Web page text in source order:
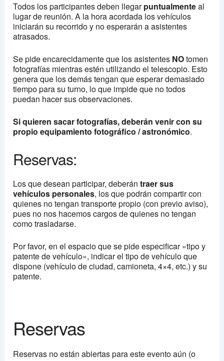
Todos los participantes deben llegarpuntualmenteal
lugar de reunión. A la hora acordada los vehículos
iniciarán su recorrido y no esperarán a asistentes
atrasados.
Se pide encarecidamente que los asistentes NOtomen
fotografías mientras estén utilizando el telescopio. Esto
genera que los demás tengan que esperar demasiado
tiempo para su turno, lo que impide que no todos
puedan hacer sus observaciones.
Si quieren sacar fotografías, deberán venir con su
propio equipamiento fotográfico / astronómico.
Reservas:
Los que desean participar, deberántraer sus
vehículos personales, los que podrán compartir con
quienes no tengan transporte propio (con previo aviso),
pues no nos hacemos cargos de quienes no tengan
como trasladarse.
Por favor, en el espacio que se pide especificar «tipo y
patente de vehículo», indicar el tipo de vehículo que
dispone (vehículo de ciudad, camioneta, 4×4, etc.) y su
patente.
Reservas
Reservas no están abiertas para este evento aún (o